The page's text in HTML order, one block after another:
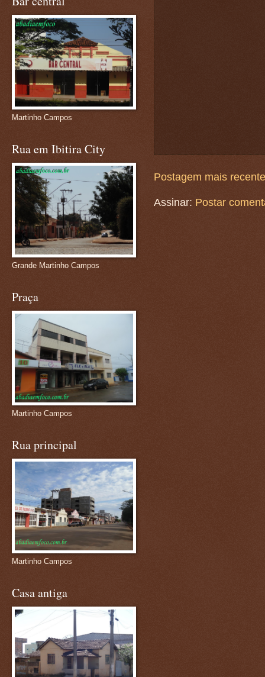
Postagem mais recente
Assinar: Postar
Martinho Campos
Rua em Ibitira City
Grande Martinho Campos
Praça
Martinho Campos
Rua principal
Martinho Campos
Casa antiga